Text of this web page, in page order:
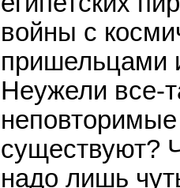
войны с
Неужели все-
существуют?
надо лишь